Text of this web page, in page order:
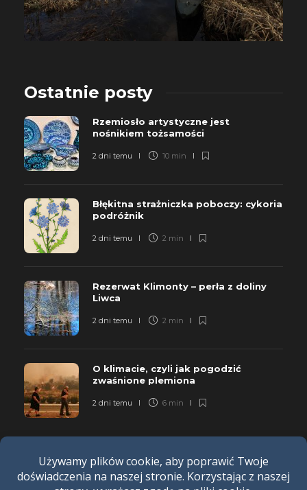
Ostatnie posty
Rzemiosło artystyczne jest
nośnikiem tożsamości
2 dni temu 10 min
Błękitna strażniczka poboczy: cykoria
podróżnik
2 dni temu 2 min
Rezerwat Klimonty – perła z doliny
Liwca
2 dni temu 2 min
O klimacie, czyli jak pogodzić
zwaśnione plemiona
2 dni temu 6 min